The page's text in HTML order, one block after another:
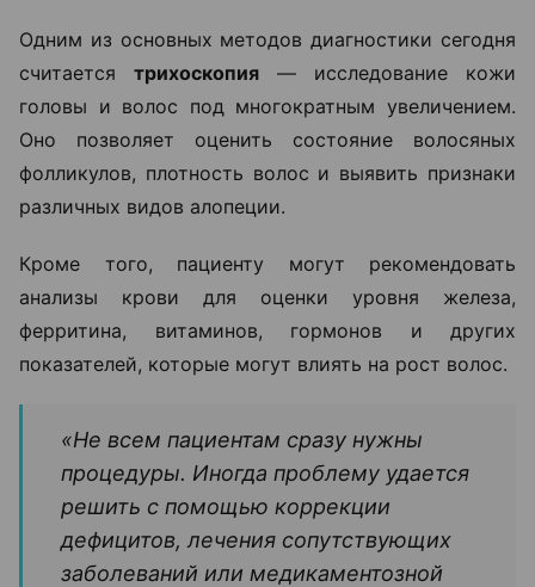
Одним из основных методов диагностики сегодня
считается трихоскопия — исследование кожи
головы и волос под многократным увеличением.
Оно позволяет оценить состояние волосяных
фолликулов, плотность волос и выявить признаки
различных видов алопеции.
Кроме того, пациенту могут рекомендовать
анализы крови для оценки уровня железа,
ферритина, витаминов, гормонов и других
показателей, которые могут влиять на рост волос.
«Не всем пациентам сразу нужны
процедуры. Иногда проблему удается
решить с помощью коррекции
дефицитов, лечения сопутствующих
заболеваний или медикаментозной